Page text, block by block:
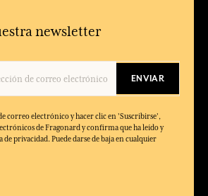
newsletter
ENVIAR
correo electrónico y hacer clic en 'Suscribirse',
de Fragonard y confirma que ha leído y
privacidad. Puede darse de baja en cualquier